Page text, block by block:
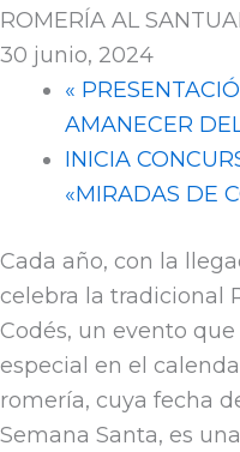
ROMERÍA AL
30 junio, 2024
«
AMANECER
INICIA
«MIRADAS DE
Cada año, con la
celebra la tradicional
Codés, un evento
especial en el
romería, cuya fecha
Semana Santa, es